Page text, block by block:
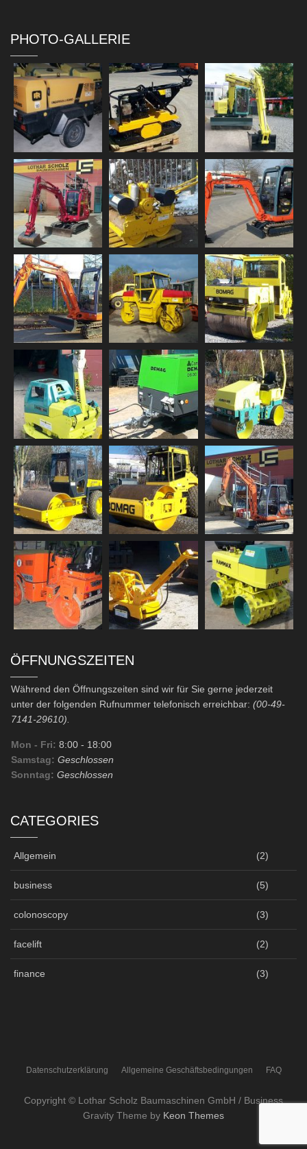
PHOTO-GALLERIE
ÖFFNUNGSZEITEN
Während den Öffnungszeiten sind wir für Sie gerne jederzeit
unter der folgenden Rufnummer telefonisch erreichbar: (00-49-
7141-29610).
Mon - Fri: 8:00 - 18:00
Samstag: Geschlossen
Sonntag: Geschlossen
CATEGORIES
Allgemein (2)
business (5)
colonoscopy (3)
facelift (2)
finance (3)
Datenschutzerklärung Allgemeine Geschäftsbedingungen FAQ
Copyright © Lothar Scholz Baumaschinen GmbH / Business
Gravity Theme by Keon Themes